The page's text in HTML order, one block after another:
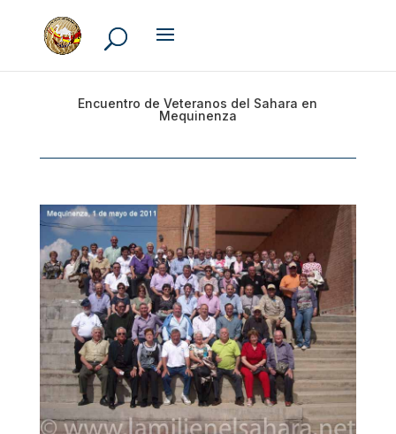
Encuentro de Veteranos del Sahara en
Mequinenza